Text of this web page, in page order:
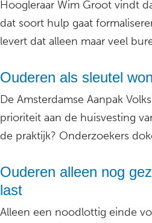
Hoogleraar Wim Groot vindt
dat soort hulp gaat
levert dat alleen maar veel
Ouderen als sleutel
De Amsterdamse Aanpak
prioriteit aan de huisvesting
de praktijk? Onderzoekers
Ouderen alleen nog
last
Alleen een noodlottig einde